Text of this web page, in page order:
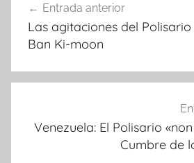
de
entradas
Entrada anterior
Las agitaciones del
Ban Ki-moon
Venezuela: El Polisario
Cumbre de